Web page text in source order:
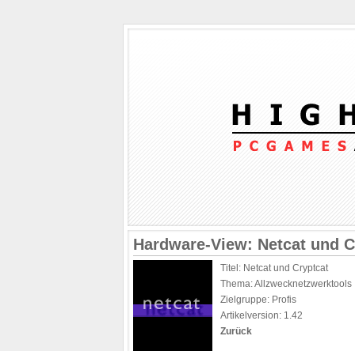
Hardware-View: Netcat und
Titel: Netcat und Cryptcat
Thema: Allzwecknetzwerktools
Zielgruppe: Profis
Artikelversion: 1.42
Zurück